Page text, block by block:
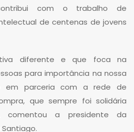
com o trabalho de
de centenas de jovens
diferente e que foca na
para importância na nossa
em parceria com a rede de
que sempre foi solidária
comentou a presidente da